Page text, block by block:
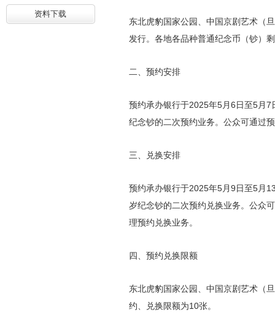
资料下载
东北虎豹国家公园、中国京剧艺术（
发行。各地各品种普通纪念币（钞）
二、预约安排
预约承办银行于2025年5月6日至5月
纪念钞的二次预约业务。公众可通过
三、兑换安排
预约承办银行于2025年5月9日至5月
岁纪念钞的二次预约兑换业务。公众
理预约兑换业务。
四、预约兑换限额
东北虎豹国家公园、中国京剧艺术（
约、兑换限额为10张。